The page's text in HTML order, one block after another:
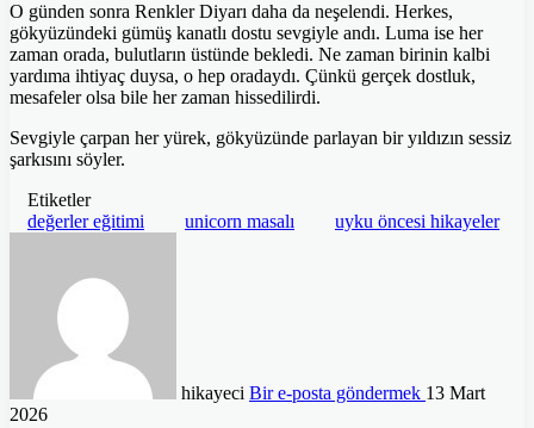
O günden sonra Renkler Diyarı daha da neşelendi. Herkes,
gökyüzündeki gümüş kanatlı dostu sevgiyle andı. Luma ise her
zaman orada, bulutların üstünde bekledi. Ne zaman birinin kalbi
yardıma ihtiyaç duysa, o hep oradaydı. Çünkü gerçek dostluk,
mesafeler olsa bile her zaman hissedilirdi.
Sevgiyle çarpan her yürek, gökyüzünde parlayan bir yıldızın sessiz
şarkısını söyler.
Etiketler
değerler eğitimi
unicorn masalı uyku öncesi hikayeler
hikayeci Bir e-posta göndermek 13 Mart
2026